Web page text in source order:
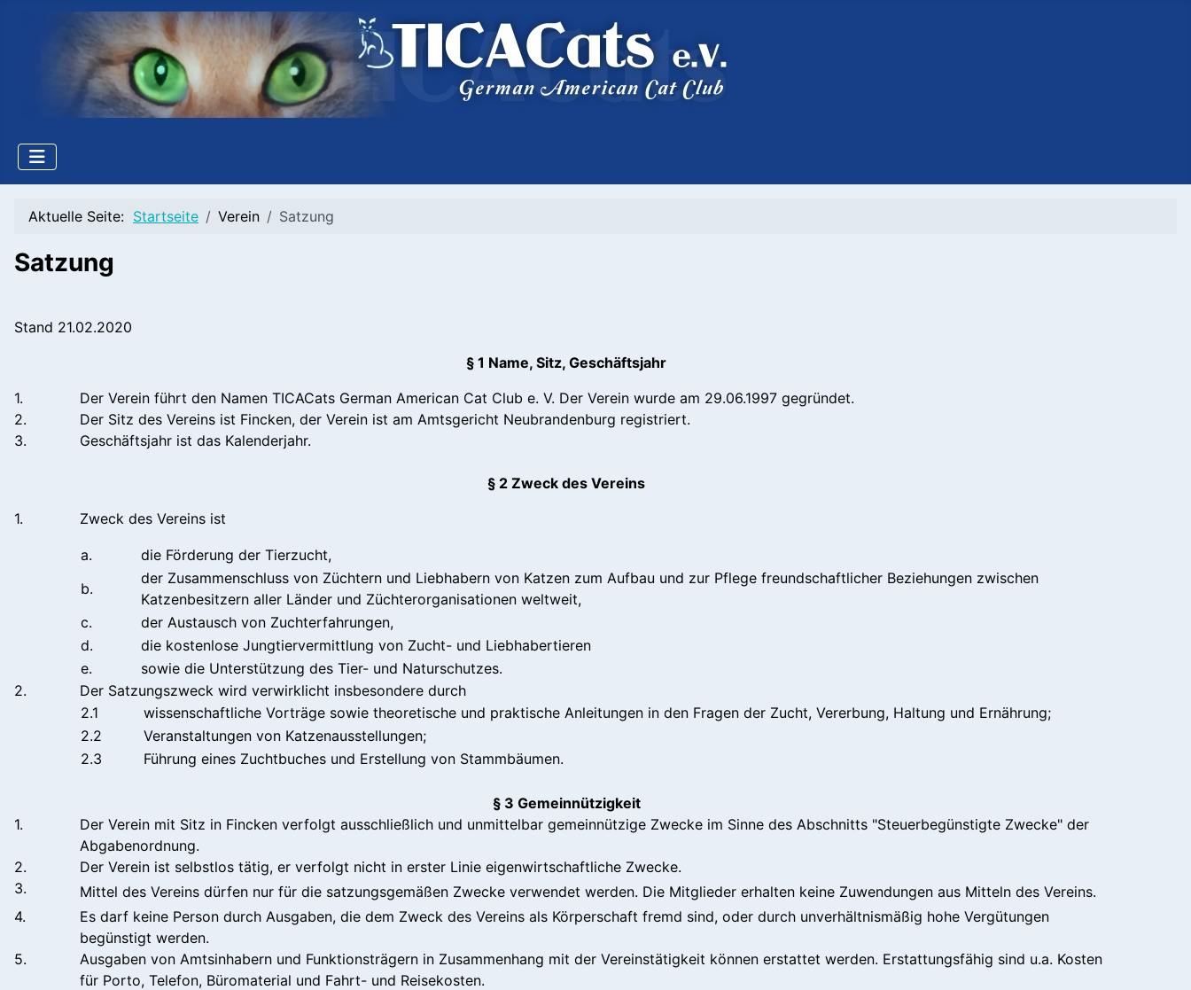
Aktuelle Seite: Startseite Verein Satzung
Satzung
Stand 21.02.2020
§ 1 Name, Sitz, Geschäftsjahr
1.
Der Verein führt den Namen TICACats German American Cat Club e. V. Der Verein wurde am 29.06.1997 gegründet.
2.
Der Sitz des Vereins ist Fincken, der Verein ist am Amtsgericht Neubrandenburg registriert.
3.
Geschäftsjahr ist das Kalenderjahr.
§ 2 Zweck des Vereins
1.
Zweck des Vereins ist
a.
die Förderung der Tierzucht,
b.
der Zusammenschluss von Züchtern und Liebhabern von Katzen zum Aufbau und zur Pflege freundschaftlicher Beziehungen zwischen
Katzenbesitzern aller Länder und Züchterorganisationen weltweit,
c.
der Austausch von Zuchterfahrungen,
d.
die kostenlose Jungtiervermittlung von Zucht- und Liebhabertieren
e.
sowie die Unterstützung des Tier- und Naturschutzes.
2.
Der Satzungszweck wird verwirklicht insbesondere durch
2.1
wissenschaftliche Vorträge sowie theoretische und praktische Anleitungen in den Fragen der Zucht, Vererbung, Haltung und Ernährung;
2.2
Veranstaltungen von Katzenausstellungen;
2.3
Führung eines Zuchtbuches und Erstellung von Stammbäumen.
§ 3 Gemeinnützigkeit
1.
Der Verein mit Sitz in Fincken verfolgt ausschließlich und unmittelbar gemeinnützige Zwecke im Sinne des Abschnitts "Steuerbegünstigte Zwecke" der
Abgabenordnung.
2.
Der Verein ist selbstlos tätig, er verfolgt nicht in erster Linie eigenwirtschaftliche Zwecke.
3.
Mittel des Vereins dürfen nur für die satzungsgemäßen Zwecke verwendet werden. Die Mitglieder erhalten keine Zuwendungen aus Mitteln des Vereins.
4.
Es darf keine Person durch Ausgaben, die dem Zweck des Vereins als Körperschaft fremd sind, oder durch unverhältnismäßig hohe Vergütungen
begünstigt werden.
5.
Ausgaben von Amtsinhabern und Funktionsträgern in Zusammenhang mit der Vereinstätigkeit können erstattet werden. Erstattungsfähig sind u.a. Kosten
für Porto, Telefon, Büromaterial und Fahrt- und Reisekosten.